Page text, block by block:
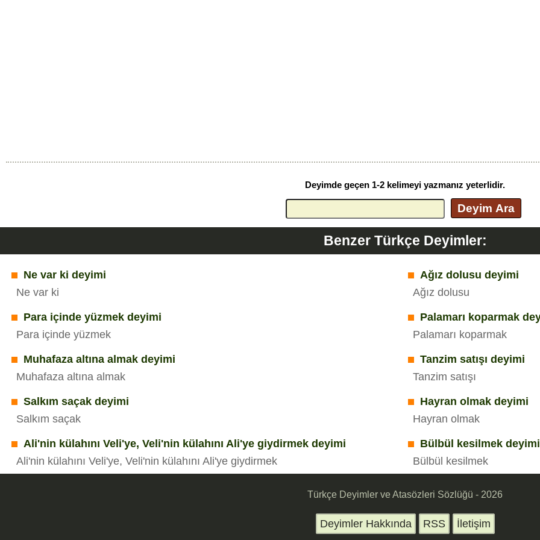
Deyimde geçen 1-2 kelimeyi yazmanız yeterlidir.
Deyim Ara
Benzer Türkçe Deyimler:
Ne var ki deyimi
Ne var ki
Ağız dolusu deyimi
Ağız dolusu
Para içinde yüzmek deyimi
Para içinde yüzmek
Palamarı koparmak
Palamarı koparmak
Muhafaza altına almak deyimi
Muhafaza altına almak
Tanzim satışı deyimi
Tanzim satışı
Salkım saçak deyimi
Salkım saçak
Hayran olmak deyimi
Hayran olmak
Ali'nin külahını Veli'ye, Veli'nin külahını Ali'ye giydirmek deyimi
Ali'nin külahını Veli'ye, Veli'nin külahını Ali'ye giydirmek
Bülbül kesilmek deyimi
Bülbül kesilmek
Türkçe Deyimler ve Atasözleri Sözlüğü - 2026
Deyimler Hakkında RSS İletişim